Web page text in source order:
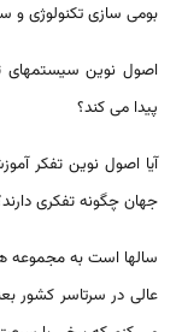
بومی سازی تکنولوژی و
اصول نوین سیستمهای
پیدا می کند؟
آیا اصول نوین تفکر
جهان چگونه تفکری
سالها است به
عالی در سرتاسر کشور